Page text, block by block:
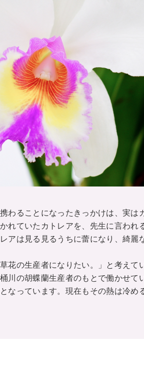
わることになったきっかけは、実は
れていたカトレアを、先生に言われ
アは見る見るうちに蕾になり、綺麗
花の生産者になりたい。」と考えて
川の胡蝶蘭生産者のもとで働かせて
なっています。現在もその熱は冷め